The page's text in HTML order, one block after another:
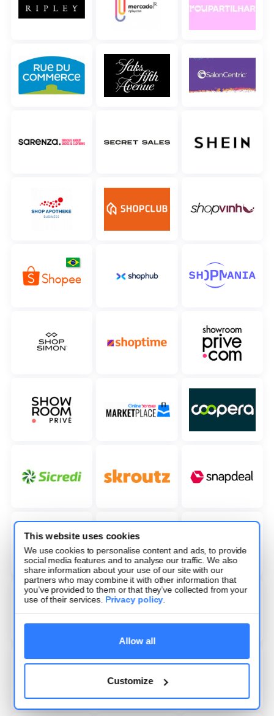
This website uses cookies
We use cookies to personalise content and ads, to provide
social media features and to analyse our traffic. We also
share information about your use of our site with our
partners who may combine it with other information that
you’ve provided to them or that they’ve collected from your
use of their services. Privacy policy.
Allow all
Customize